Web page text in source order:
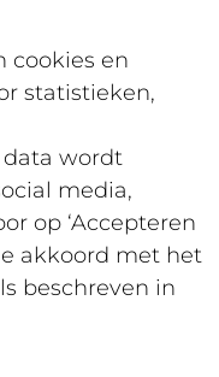
cookies en
statistieken,
wordt
media,
op ‘Accepteren
akkoord met het
beschreven in
Login
Probeer het